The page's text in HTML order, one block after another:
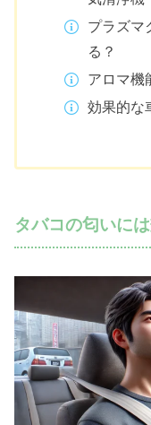
プラズマ
る？
アロマ機
効果的な
タバコの匂いに